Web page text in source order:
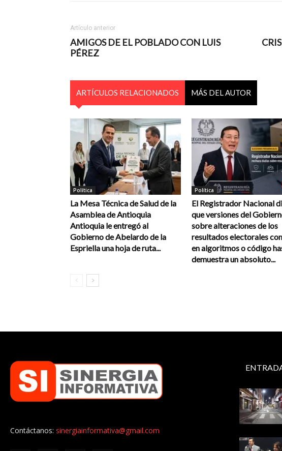
Artículo anterior
AMIGOS DE EL POBLADO CON LUIS
PÉREZ
ARTÍCULOS RELACIONADOS MÁS DEL AUTOR
Política
La Mesa Técnica de Salud de la
Asamblea de Antioquia
Antioquia le entregó al
Gobierno de Abelardo de la
Espriella una hoja de ruta...
Política
El Registrador Nacional
que versiones del
sobre alteraciones de los
resultados electorales
en algoritmos o código
demuestra un absoluto...
Contáctanos: sinergiainformativa@gmail.com